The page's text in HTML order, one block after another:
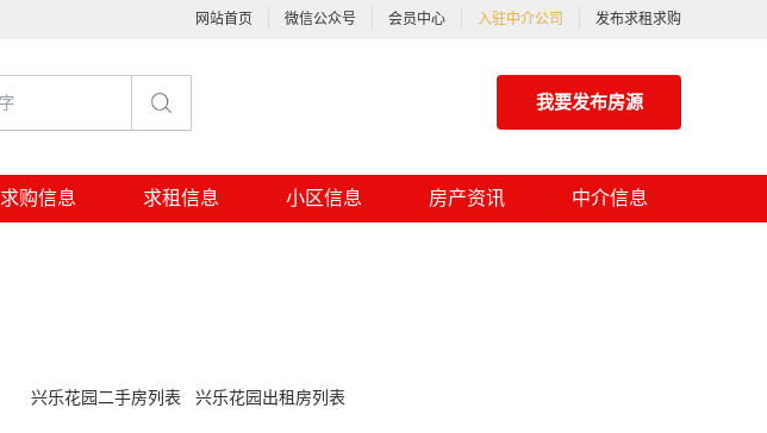
网站首页 微信公众号 会员中心 入驻中介公司 发布求租求购
我要发布房源
求购信息 求租信息 小区信息 房产资讯 中介信息
兴乐花园二手房列表 兴乐花园出租房列表